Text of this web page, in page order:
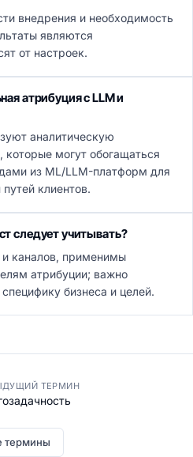
внедрения и необходимость
являются
от настроек.
атрибуция с LLM и
аналитическую
могут обогащаться
из ML/LLM-платформ для
клиентов.
следует учитывать?
и каналов, применимы
атрибуции; важно
бизнеса и целей.
ТЕРМИН
термины